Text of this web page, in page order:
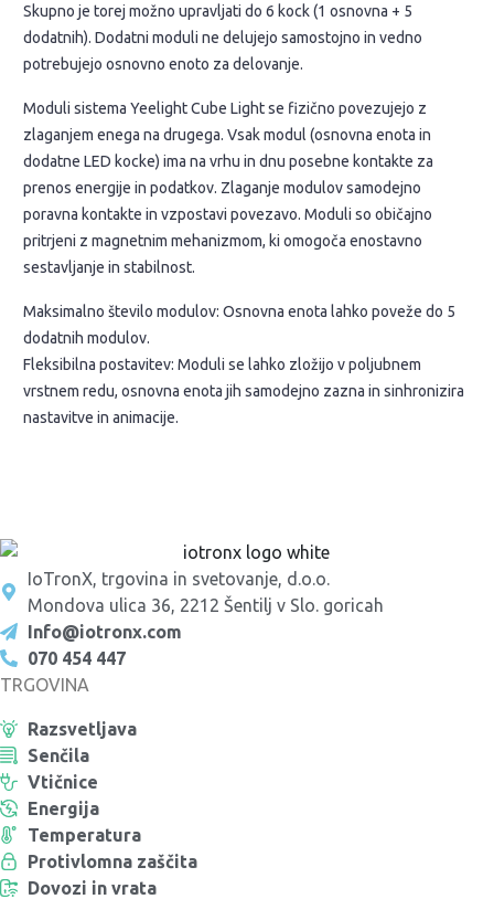
Skupno je torej možno upravljati do 6 kock (1 osnovna + 5
dodatnih). Dodatni moduli ne delujejo samostojno in vedno
potrebujejo osnovno enoto za delovanje.
Moduli sistema Yeelight Cube Light se fizično povezujejo z
zlaganjem enega na drugega. Vsak modul (osnovna enota in
dodatne LED kocke) ima na vrhu in dnu posebne kontakte za
prenos energije in podatkov. Zlaganje modulov samodejno
poravna kontakte in vzpostavi povezavo. Moduli so običajno
pritrjeni z magnetnim mehanizmom, ki omogoča enostavno
sestavljanje in stabilnost.
Maksimalno število modulov: Osnovna enota lahko poveže do 5
dodatnih modulov.
Fleksibilna postavitev: Moduli se lahko zložijo v poljubnem
vrstnem redu, osnovna enota jih samodejno zazna in sinhronizira
nastavitve in animacije.
IoTronX, trgovina in svetovanje, d.o.o.
Mondova ulica 36, 2212 Šentilj v Slo. goricah
Info@iotronx.com
070 454 447
TRGOVINA
Razsvetljava
Senčila
Vtičnice
Energija
Temperatura
Protivlomna zaščita
Dovozi in vrata